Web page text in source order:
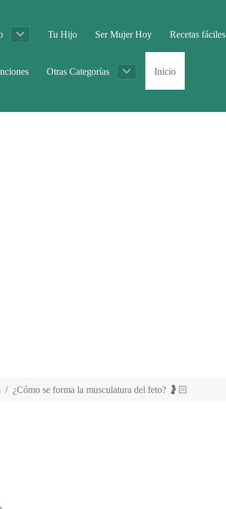
Tu Hijo Ser Mujer Hoy Recetas fáciles
Otras Categorías Inicio
¿Cómo se forma la musculatura del feto? 🤰🏻